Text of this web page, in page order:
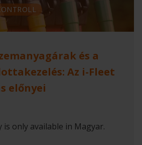
és a
Az i-Fleet
előnyei
only available in Magyar.